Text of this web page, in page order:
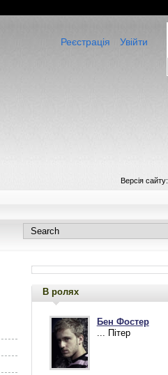
Увійти
Реєстрація
Версія сайту:
В ролях
Бен Фостер
... Пітер